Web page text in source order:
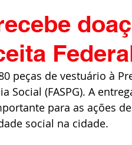
Comunicação
Assistência Social
peças de vestuário à
Social (FASPG). A
para as ações
social na cidade.